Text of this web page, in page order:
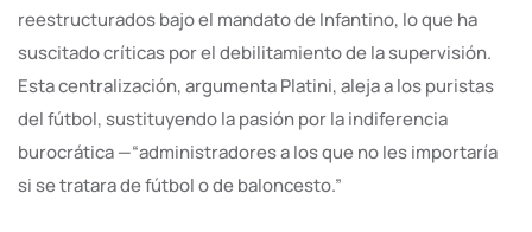
reestructurados bajo el mandato de Infantino, lo que ha
suscitado críticas por el debilitamiento de la supervisión.
Esta centralización, argumenta Platini, aleja a los puristas
del fútbol, sustituyendo la pasión por la indiferencia
burocrática —“administradores a los que no les importaría
si se tratara de fútbol o de baloncesto.”